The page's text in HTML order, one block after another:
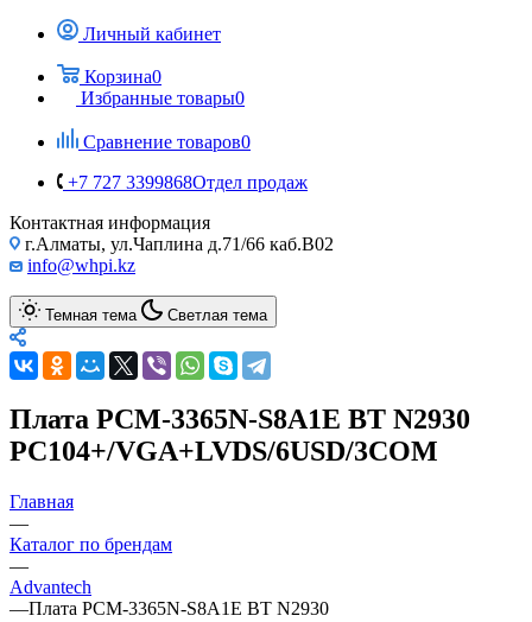
Личный кабинет
Корзина0
Избранные товары0
Сравнение товаров0
+7 727 3399868Отдел продаж
Контактная информация
г.Алматы, ул.Чаплина д.71/66 каб.B02
info@whpi.kz
Темная тема Светлая тема
Плата PCM-3365N-S8A1E BT N2930
PC104+/VGA+LVDS/6USD/3COM
Главная
—
Каталог по брендам
—
Advantech
—Плата PCM-3365N-S8A1E BT N2930